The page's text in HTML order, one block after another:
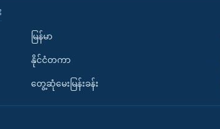
မြန်မာ
နိုင်ငံတကာ
တွေ့ဆုံမေးမြန်းခန်း